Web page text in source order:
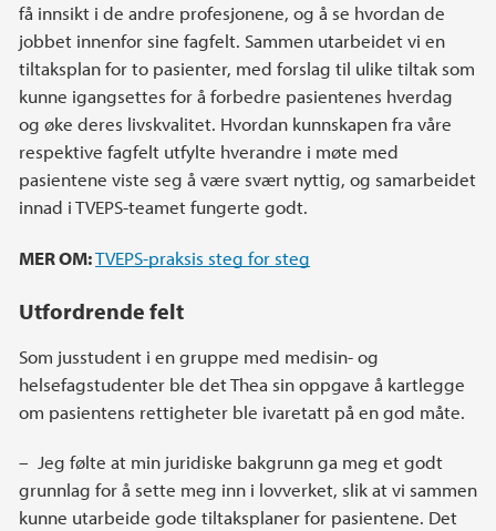
få innsikt i de andre profesjonene, og å se hvordan de
jobbet innenfor sine fagfelt. Sammen utarbeidet vi en
tiltaksplan for to pasienter, med forslag til ulike tiltak som
kunne igangsettes for å forbedre pasientenes hverdag
og øke deres livskvalitet. Hvordan kunnskapen fra våre
respektive fagfelt utfylte hverandre i møte med
pasientene viste seg å være svært nyttig, og samarbeidet
innad i TVEPS-teamet fungerte godt.
MER OM:TVEPS-praksis steg for steg
Utfordrende felt
Som jusstudent i en gruppe med medisin- og
helsefagstudenter ble det Thea sin oppgave å kartlegge
om pasientens rettigheter ble ivaretatt på en god måte.
– Jeg følte at min juridiske bakgrunn ga meg et godt
grunnlag for å sette meg inn i lovverket, slik at vi sammen
kunne utarbeide gode tiltaksplaner for pasientene. Det